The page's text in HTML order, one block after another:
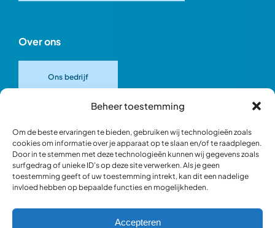
Beheer toestemming
Om de beste ervaringen te bieden, gebruiken wij technologieën zoals
cookies om informatie over je apparaat op te slaan en/of te raadplegen.
Door in te stemmen met deze technologieën kunnen wij gegevens zoals
surfgedrag of unieke ID's op deze site verwerken. Als je geen
toestemming geeft of uw toestemming intrekt, kan dit een nadelige
invloed hebben op bepaalde functies en mogelijkheden.
Accepteren
Over ons
Ons bedrijf
Ons team